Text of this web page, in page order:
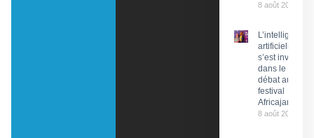
8 août 2026
L’intelligence
artificielle
s’est invitée
dans le
débat au
festival
Africajarc
8 août 2026